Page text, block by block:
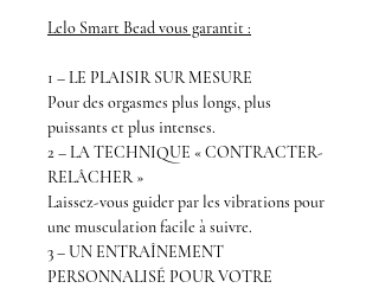
Lelo Smart Beadvous garantit :
1 – LE PLAISIR SUR MESURE
Pour des orgasmes plus longs, plus
puissants et plus intenses.
2 – LA TECHNIQUE « CONTRACTER-
RELÂCHER »
Laissez-vous guider par les vibrations pour
une musculation facile à suivre.
3 – UN ENTRAÎNEMENT
PERSONNALISÉ POUR VOTRE